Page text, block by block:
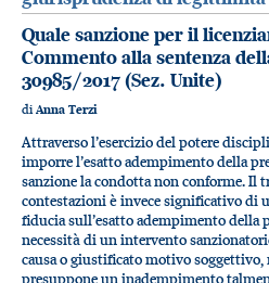
Quale sanzione per il
Commento alla sentenza
30985/2017 (Sez. Unite)
di Anna Terzi
Attraverso l’esercizio del potere
imporre l’esatto adempimento della
sanzione la condotta non conforme. Il
contestazioni è invece significativo di
fiducia sull’esatto adempimento della
necessità di un intervento
causa o giustificato motivo
presuppone un inadempimento